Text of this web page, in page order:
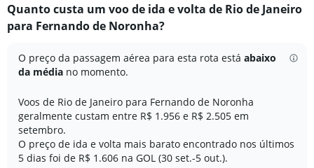
Range:
12
The
chart
has
Y
axis
displaying
values.
Range:
Quanto custa um voo de ida e volta de Rio de Janeiro
para Fernando de Noronha?
O preço da passagem aérea para esta rota está abaixo
da média no momento.
Voos de Rio de Janeiro para Fernando de Noronha
geralmente custam entre R$ 1.956 e R$ 2.505 em
setembro.
O preço de ida e volta mais barato encontrado nos últimos
5 dias foi de R$ 1.606 na GOL (30 set.-5 out.).